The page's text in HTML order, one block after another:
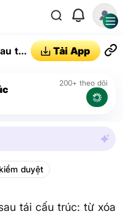
tái
Tải App
200+ theo dõi
duyệt
tái cấu trúc: từ xóa